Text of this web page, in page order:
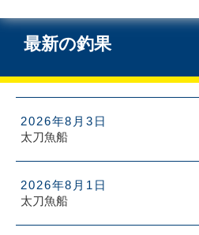
最新の釣果
太刀魚船
2026年8月3日
太刀魚船
2026年8月1日